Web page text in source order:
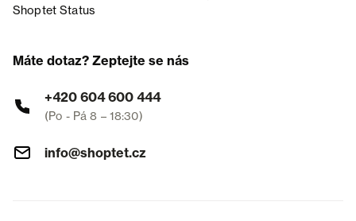
Shoptet Status
Máte dotaz? Zeptejte se nás
+420 604 600 444
(Po - Pá 8 – 18:30)
info@shoptet.cz